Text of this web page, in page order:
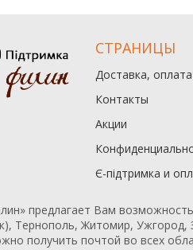
СТРАНИЦЫ
Доставка,
Контакты
Акции
Є-підтримка и
предлагает Вам
Тернополь, Житомир,
получить почтой во всех